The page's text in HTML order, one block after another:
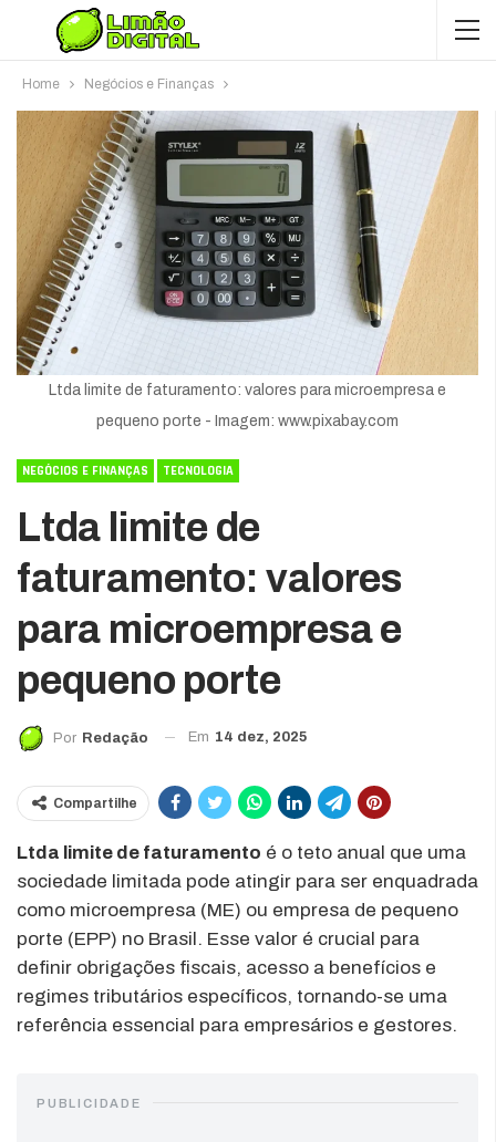
Home Negócios e Finanças
Ltda limite de faturamento: valores para microempresa e
pequeno porte - Imagem: www.pixabay.com
NEGÓCIOS E FINANÇAS TECNOLOGIA
Ltda limite de
faturamento: valores
para microempresa e
pequeno porte
Por Redação Em 14 dez, 2025
Compartilhe
Ltda limite de faturamento é o teto anual que uma
sociedade limitada pode atingir para ser enquadrada
como microempresa (ME) ou empresa de pequeno
porte (EPP) no Brasil. Esse valor é crucial para
definir obrigações fiscais, acesso a benefícios e
regimes tributários específicos, tornando-se uma
referência essencial para empresários e gestores.
PUBLICIDADE